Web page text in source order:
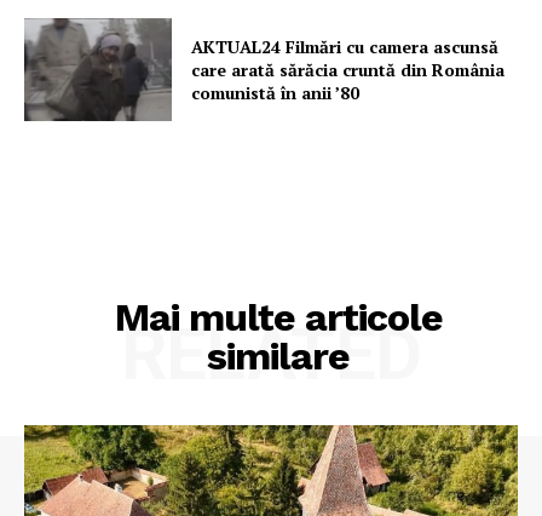
AKTUAL24 Filmări cu camera ascunsă
care arată sărăcia cruntă din România
comunistă în anii ’80
Mai multe articole
similare
RELATED